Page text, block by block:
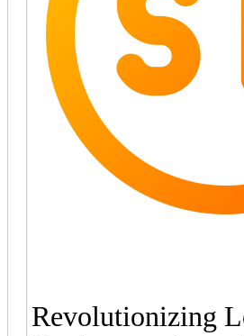
Revolutionizing